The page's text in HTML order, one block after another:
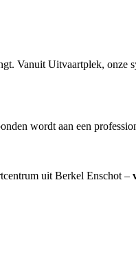
Vanuit Uitvaartplek,
wordt aan een
uit Berkel Enschot –